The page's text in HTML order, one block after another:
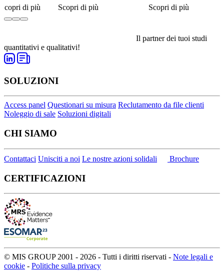
Scopri di più
Scopri di più
Scopri di più
Il partner dei tuoi studi
quantitativi e qualitativi!
SOLUZIONI
Access panel Questionari su misura Reclutamento da file clienti
Noleggio di sale Soluzioni digitali
CHI SIAMO
Contattaci Unisciti a noi Le nostre azioni solidali Brochure
CERTIFICAZIONI
© MIS GROUP 2001 - 2026 - Tutti i diritti riservati - Note legali e
cookie - Politiche sulla privacy